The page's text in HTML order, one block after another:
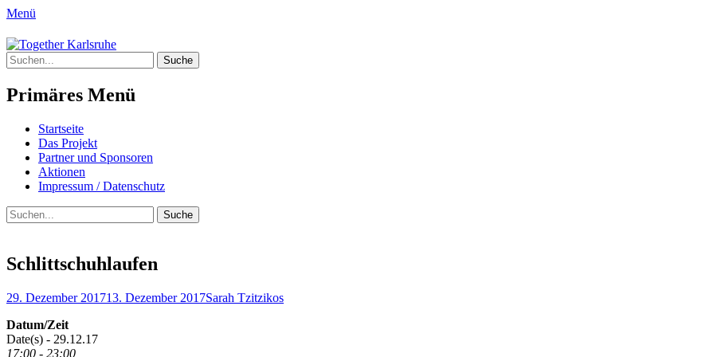
Menü
Together Karlsruhe
Integration von jungen Menschen mit Fluchterfahrung und Migrationshintergrund
Suche
nach:
Primäres Menü
Springe
zum
Inhalt
Startseite
Das Projekt
Partner und Sponsoren
Aktionen
Impressum / Datenschutz
Suchen
Suche
nach:
Schlittschuhlaufen
Posted
29. Dezember 201713. Dezember 2017Author
Sarah Tzitzikos
Datum/Zeit
Date(s) - 29.12.17
17:00 - 23:00